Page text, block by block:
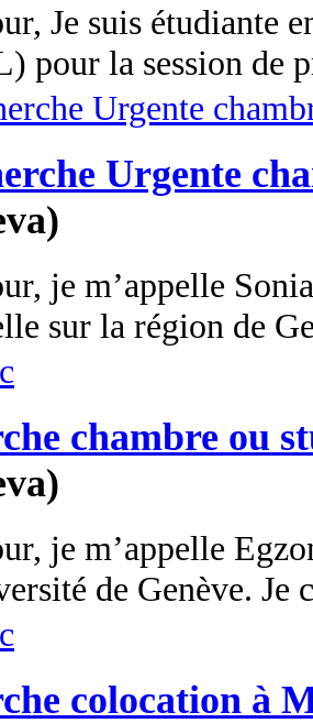
Je suis étudiante
pour la session de
Urgente
je m’appelle
sur la région de
chambre ou
je m’appelle
de Genève. Je
colocation à